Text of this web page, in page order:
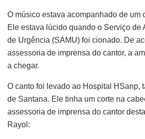
O músico estava acompanhado de um
Ele estava lúcido quando o Serviço de
de Urgência (SAMU) foi cionado. De
assessoria de imprensa do cantor, a
a chegar.
O canto foi levado ao Hospital HSanp,
de Santana. Ele tinha um corte na
assessoria de imprensa do cantor
Rayol: